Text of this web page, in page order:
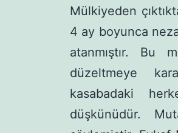
Mülkiyeden
4 ay boyunca
atanmıştır. Bu
düzeltmeye
kasabadaki
düşkünüdür.